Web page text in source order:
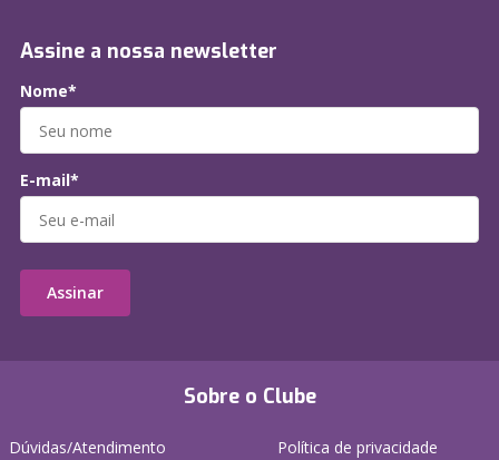
Sobre o Clube
Dúvidas/Atendimento
Política de privacidade
Assine a nossa newsletter
Nome*
E-mail*
Assinar